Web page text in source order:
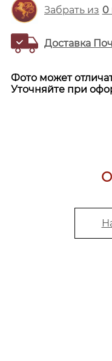
Забрать из 0
Доставка
Фото может
Уточняйте при